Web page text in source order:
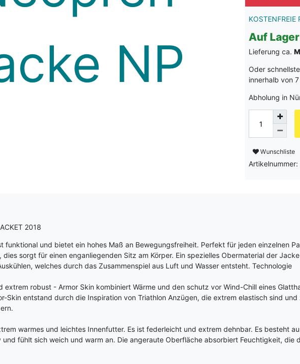
KOSTENFREIE
Auf Lager
Lieferung ca.
Oder
innerhalb von
Abholung in
Wunschliste
Artikelnummer:
2018
funktional und bietet ein hohes Maß an Bewegungsfreiheit. Perfekt für jeden einzelnen
dies sorgt für einen enganliegenden Sitz am Körper. Ein spezielles Obermaterial der
welches durch das Zusammenspiel aus Luft und Wasser entsteht. Technologie
extrem robust - Armor Skin kombiniert Wärme und den schutz vor Wind-Chill eines
Skin entstand durch die Inspiration von Triathlon Anzügen, die extrem elastisch sind
warmes und leichtes Innenfutter. Es ist federleicht und extrem dehnbar. Es besteht
fühlt sich weich und warm an. Die angeraute Oberfläche absorbiert Feuchtigkeit, die